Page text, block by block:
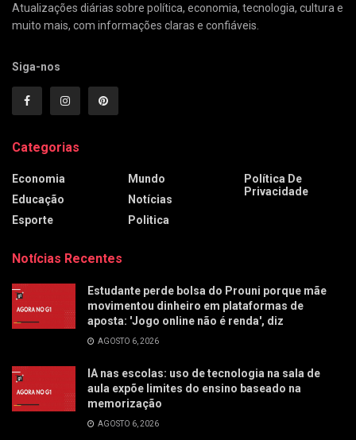
Atualizações diárias sobre política, economia, tecnologia, cultura e
muito mais, com informações claras e confiáveis.
Siga-nos
Categorias
Economia
Educação
Esporte
Mundo
Notícias
Politica
Política De
Privacidade
Notícias Recentes
Estudante perde bolsa do Prouni porque mãe
movimentou dinheiro em plataformas de
aposta: 'Jogo online não é renda', diz
AGOSTO 6, 2026
IA nas escolas: uso de tecnologia na sala de
aula expõe limites do ensino baseado na
memorização
AGOSTO 6, 2026